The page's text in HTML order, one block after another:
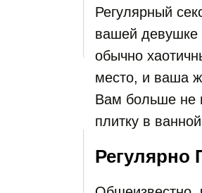
Регулярный
вашей девушке
обычно
место, и ваша
Вам больше не
плитку в
Регулярно